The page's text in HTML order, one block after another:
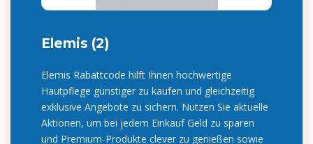
Elemis (2)
Elemis Rabattcode hilft Ihnen hochwertige
Hautpflege günstiger zu kaufen und gleichzeitig
exklusive Angebote zu sichern. Nutzen Sie aktuelle
Aktionen, um bei jedem Einkauf Geld zu sparen
und Premium-Produkte clever zu genießen sowie